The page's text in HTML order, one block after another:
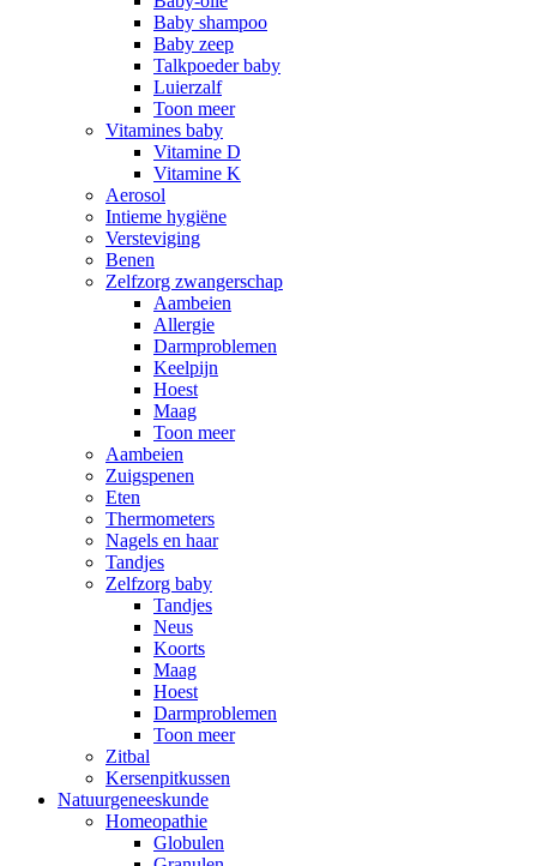
Baby shampoo
Baby zeep
Talkpoeder baby
Luierzalf
Toon meer
Vitamines baby
Vitamine D
Vitamine K
Aerosol
Intieme hygiëne
Versteviging
Benen
Zelfzorg zwangerschap
Aambeien
Allergie
Darmproblemen
Keelpijn
Hoest
Maag
Toon meer
Aambeien
Zuigspenen
Eten
Thermometers
Nagels en haar
Tandjes
Zelfzorg baby
Tandjes
Neus
Koorts
Maag
Hoest
Darmproblemen
Toon meer
Zitbal
Kersenpitkussen
Natuurgeneeskunde
Homeopathie
Globulen